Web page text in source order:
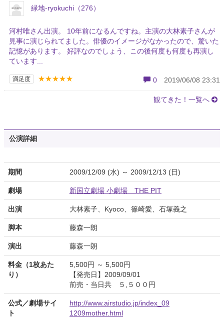
緑地-ryokuchi（276）
河村唯さん出演。 10年前になるんですね。主演の大林素子さんが
見事に演じられてました。俳優のイメージがなかったので、驚いた
記憶があります。 好評なのでしょう、この後何度も何度も再演し
ています...
満足度 ★★★★★ 0 2019/06/08 23:31
観てきた！一覧へ
公演詳細
期間 2009/12/09 (水) ～ 2009/12/13 (日)
劇場 新国立劇場 小劇場 THE PIT
出演 大林素子、Kyoco、篠崎愛、石塚義之
脚本 藤森一朗
演出 藤森一朗
料金（1枚あた
り）
5,500円 ～ 5,500円
【発売日】2009/09/01
前売・当日共 ５,５００円
公式／劇場サイ
ト
http://www.airstudio.jp/index_09
1209mother.html